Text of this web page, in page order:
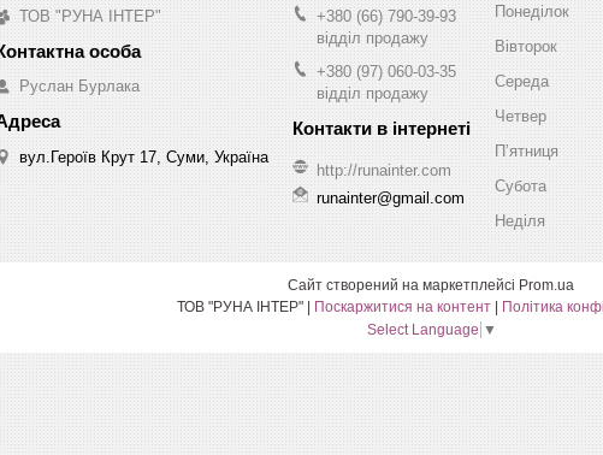
ТОВ "РУНА ІНТЕР"
Руслан Бурлака
вул.Героїв Крут 17, Суми, Україна
+380 (66) 790-39-93
відділ продажу
+380 (97) 060-03-35
відділ продажу
http://runainter.com
runainter@gmail.com
Понеділок
Вівторок
Середа
Четвер
Пʼятниця
Субота
Неділя
Сайт створений на маркетплейсі Prom.ua
Поскаржитися на контент
Політика
Select Language ▼